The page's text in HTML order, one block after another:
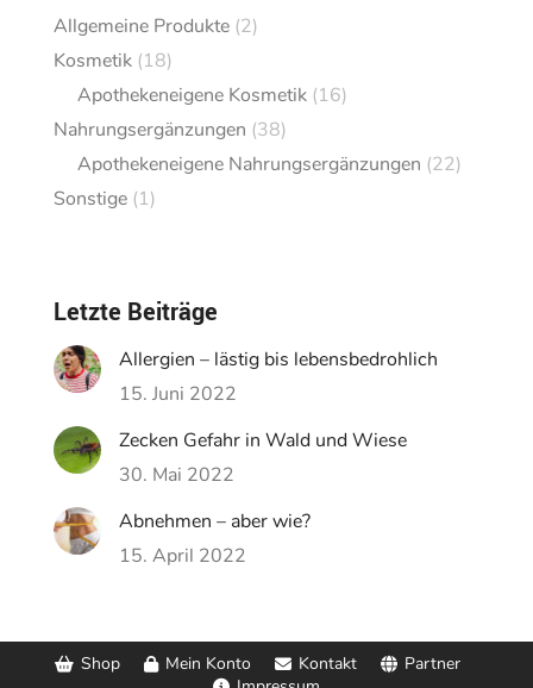
Allgemeine Produkte (2)
Kosmetik (18)
Apothekeneigene Kosmetik (16)
Nahrungsergänzungen (38)
Apothekeneigene Nahrungsergänzungen (22)
Sonstige (1)
Letzte Beiträge
Allergien – lästig bis lebensbedrohlich
15. Juni 2022
Zecken Gefahr in Wald und Wiese
30. Mai 2022
Abnehmen – aber wie?
15. April 2022
Shop Mein Konto Kontakt
Partner